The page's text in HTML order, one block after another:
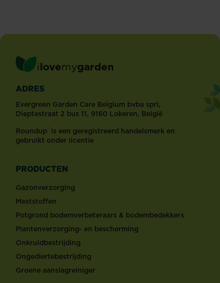
ilovemygarden
ADRES
Evergreen Garden Care Belgium bvba sprl,
Dieptestraat 2 bus 11, 9160 Lokeren, België
Roundup® is een geregistreerd handelsmerk en
gebruikt onder licentie
PRODUCTEN
Gazonverzorging
Meststoffen
Potgrond bodemverbeteraars & bodembedekkers
Plantenverzorging- en bescherming
Onkruidbestrijding
Ongediertebestrijding
Groene aanslagreiniger